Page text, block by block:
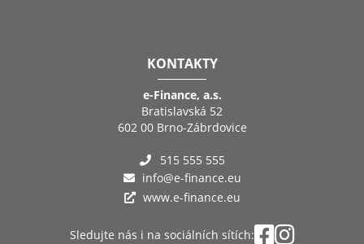
KONTAKTY
e-Finance, a.s.
Bratislavská 52
602 00 Brno-Zábrdovice
515 555 555
info@e-finance.eu
www.e-finance.eu
Sledujte nás i na sociálních sítích: